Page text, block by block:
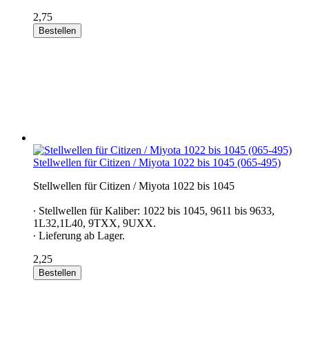
2,75
Bestellen
Stellwellen für Citizen / Miyota 1022 bis 1045 (065-495)
Stellwellen für Citizen / Miyota 1022 bis 1045
∙ Stellwellen für Kaliber: 1022 bis 1045, 9611 bis 9633,
1L32,1L40, 9TXX, 9UXX.
∙ Lieferung ab Lager.
2,25
Bestellen